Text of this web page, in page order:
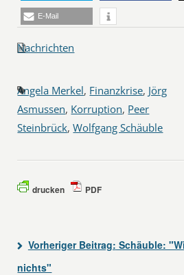
E-Mail
Nachrichten
Angela Merkel, Finanzkrise, Jörg
Asmussen, Korruption, Peer
Steinbrück,Wolfgang Schäuble
drucken PDF
Vorheriger Beitrag: Schäuble:
nichts"